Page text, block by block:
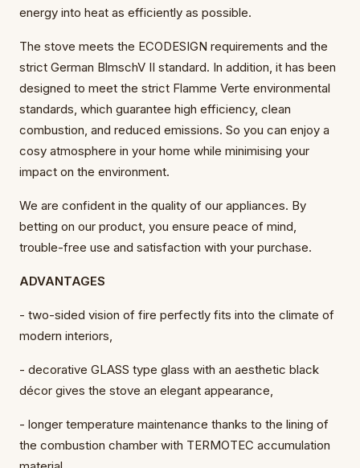
energy into heat as efficiently as possible.
The stove meets the ECODESIGN requirements and the
strict German BlmschV II standard. In addition, it has been
designed to meet the strict Flamme Verte environmental
standards, which guarantee high efficiency, clean
combustion, and reduced emissions. So you can enjoy a
cosy atmosphere in your home while minimising your
impact on the environment.
We are confident in the quality of our appliances. By
betting on our product, you ensure peace of mind,
trouble-free use and satisfaction with your purchase.
ADVANTAGES
- two-sided vision of fire perfectly fits into the climate of
modern interiors,
- decorative GLASS type glass with an aesthetic black
décor gives the stove an elegant appearance,
- longer temperature maintenance thanks to the lining of
the combustion chamber with TERMOTEC accumulation